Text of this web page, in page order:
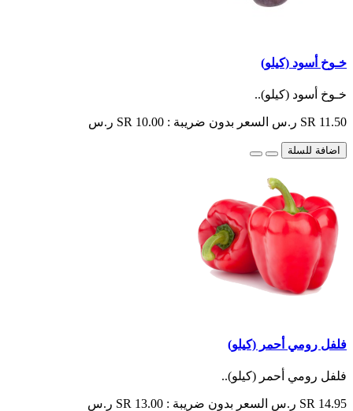
خـوخ أسود (كيلو)
خـوخ أسود (كيلو)..
SR 11.50 ر.س السعر بدون ضريبة : SR 10.00 ر.س
اضافة للسلة
فلفل رومي أحمر (كيلو)
فلفل رومي أحمر (كيلو)..
SR 14.95 ر.س السعر بدون ضريبة : SR 13.00 ر.س